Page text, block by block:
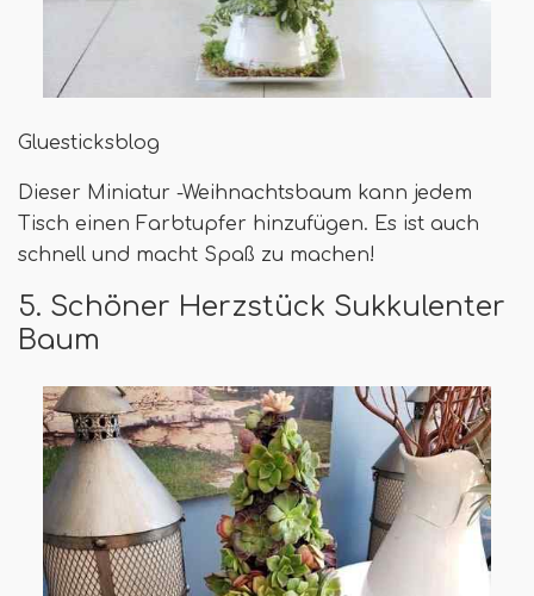
Gluesticksblog
Dieser Miniatur -Weihnachtsbaum kann jedem
Tisch einen Farbtupfer hinzufügen. Es ist auch
schnell und macht Spaß zu machen!
5. Schöner Herzstück Sukkulenter
Baum